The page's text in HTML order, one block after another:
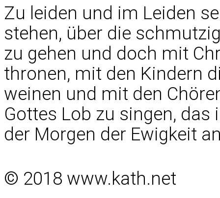
Zu leiden und im Leiden
stehen, über die
zu gehen und doch mit
thronen, mit den Kindern
weinen und mit den
Gottes Lob zu singen,
der Morgen der Ewigkeit
© 2018 www.kath.net